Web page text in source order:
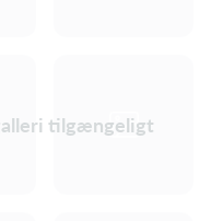
tilgængeligt